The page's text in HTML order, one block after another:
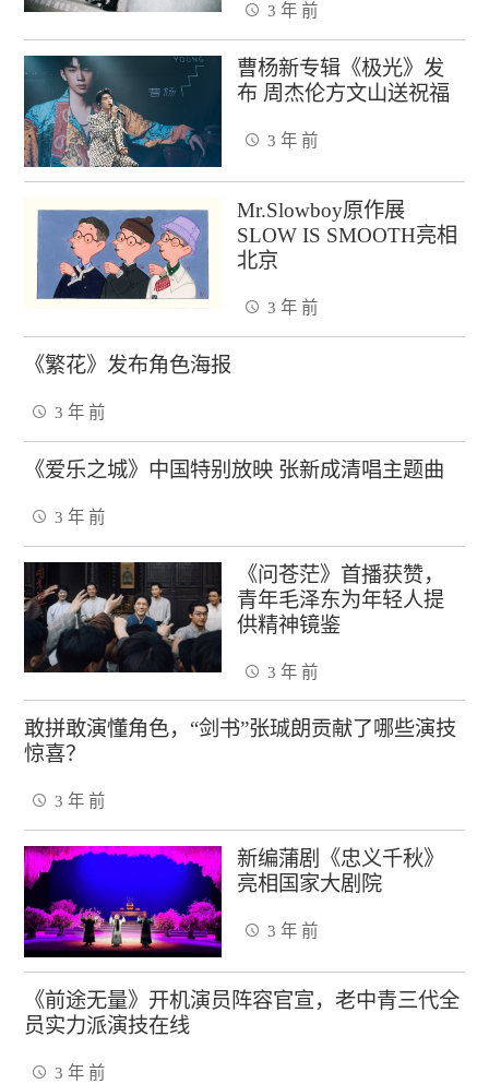
3 年 前
曹杨新专辑《极光》发
布 周杰伦方文山送祝福
3 年 前
Mr.Slowboy原作展
SLOW IS SMOOTH亮相
北京
3 年 前
《繁花》发布角色海报
3 年 前
《爱乐之城》中国特别放映 张新成清唱主题曲
3 年 前
《问苍茫》首播获赞，
青年毛泽东为年轻人提
供精神镜鉴
3 年 前
敢拼敢演懂角色，“剑书”张珹朗贡献了哪些演技
惊喜？
3 年 前
新编蒲剧《忠义千秋》
亮相国家大剧院
3 年 前
《前途无量》开机演员阵容官宣，老中青三代全
员实力派演技在线
3 年 前